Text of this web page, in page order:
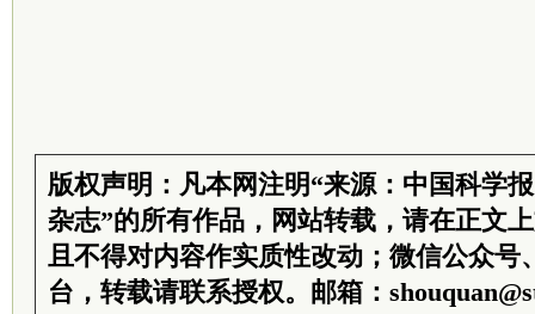
版权声明：凡本网注明“来源：中国科学
杂志”的所有作品，网站转载，请在正文
且不得对内容作实质性改动；微信公众号
台，转载请联系授权。邮箱：